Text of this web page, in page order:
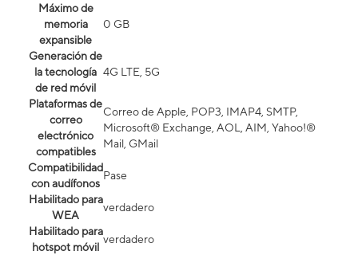
Máximo de
memoria
expansible
0 GB
Generación de
la tecnología
de red móvil
4G LTE, 5G
Plataformas de
correo
electrónico
compatibles
Correo de Apple, POP3, IMAP4, SMTP,
Microsoft® Exchange, AOL, AIM, Yahoo!®
Mail, GMail
Compatibilidad
con audífonos
Pase
Habilitado para
WEA
verdadero
Habilitado para
hotspot móvil
verdadero